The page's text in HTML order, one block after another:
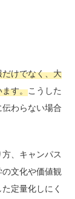
けでなく、大
ます。こうした
わらない場合
、キャンパス
文化や価値観
定量化しにく